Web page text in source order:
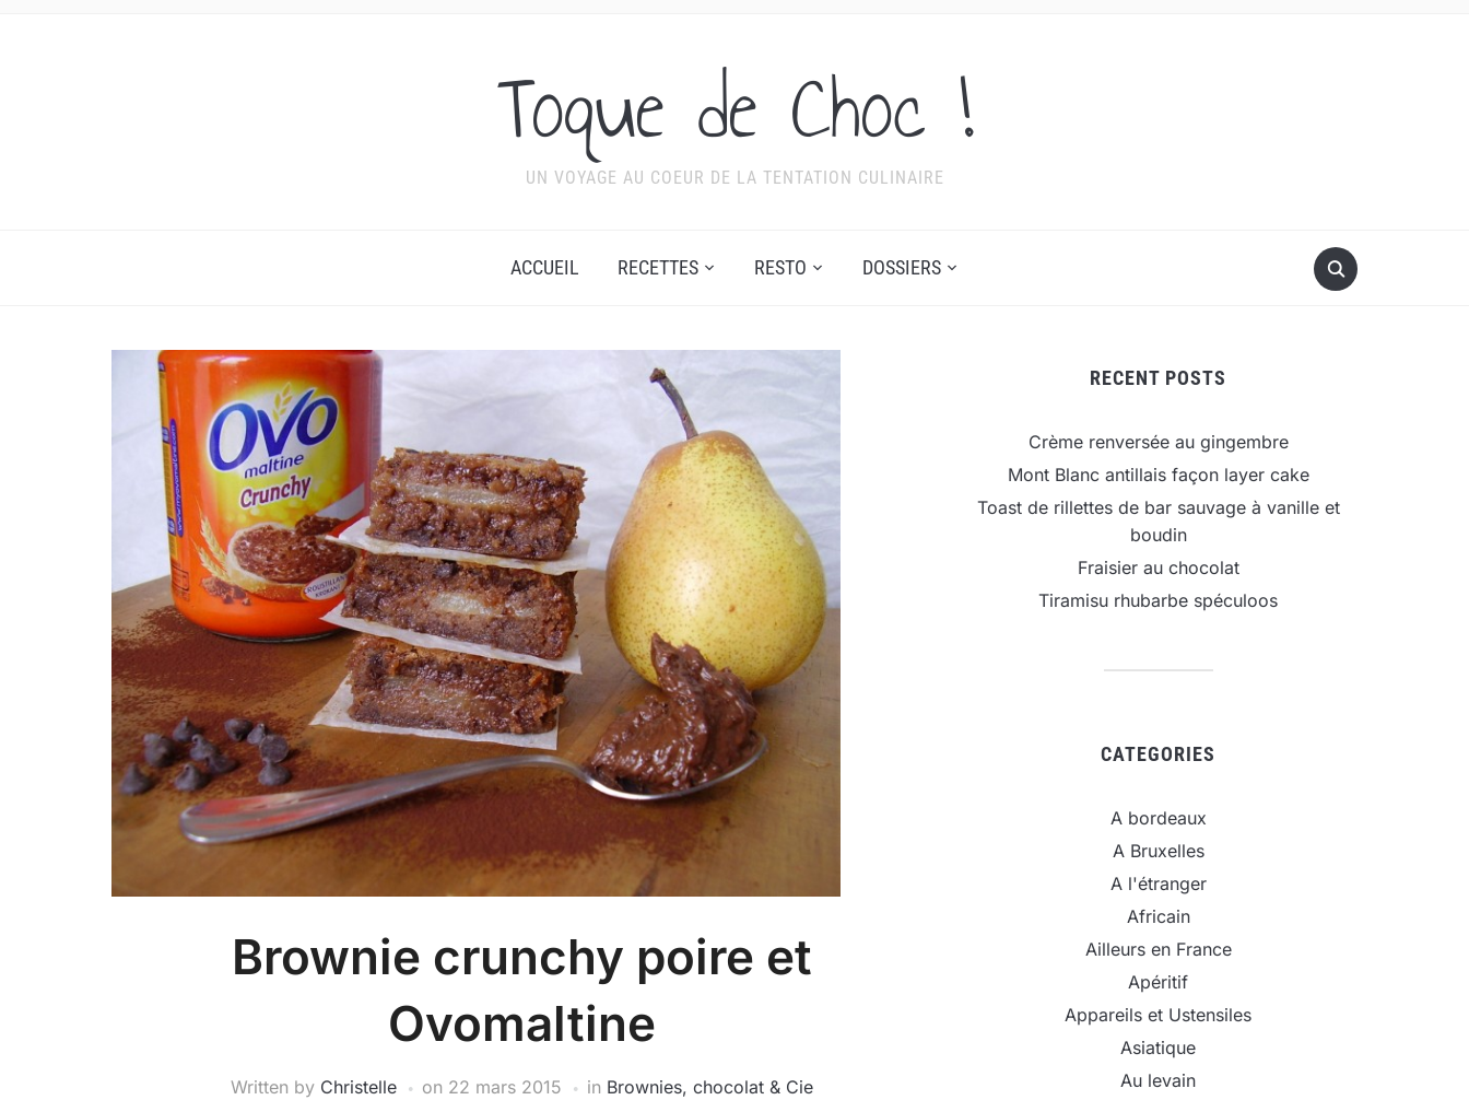
Toque de Choc !
UN VOYAGE AU COEUR DE LA TENTATION CULINAIRE
ACCUEIL RECETTES RESTO DOSSIERS
Brownie crunchy poire et
Ovomaltine
Written by Christelle on 22 mars 2015 in Brownies, chocolat & Cie
RECENT POSTS
Crème renversée au gingembre
Mont Blanc antillais façon layer cake
Toast de rillettes de bar sauvage à vanille et
boudin
Fraisier au chocolat
Tiramisu rhubarbe spéculoos
CATEGORIES
A bordeaux
A Bruxelles
A l'étranger
Africain
Ailleurs en France
Apéritif
Appareils et Ustensiles
Asiatique
Au levain